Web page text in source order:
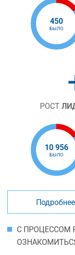
450
БЫЛО
РОСТ
10 956
БЫЛО
Подробнее
С ПРОЦЕССОМ